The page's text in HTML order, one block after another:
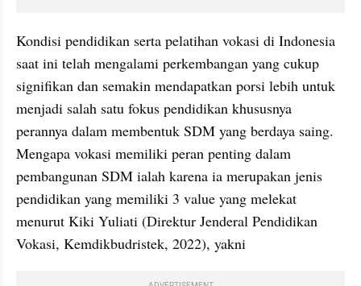
Kondisi pendidikan serta pelatihan vokasi di Indonesia
saat ini telah mengalami perkembangan yang cukup
signifikan dan semakin mendapatkan porsi lebih untuk
menjadi salah satu fokus pendidikan khususnya
perannya dalam membentuk SDM yang berdaya saing.
Mengapa vokasi memiliki peran penting dalam
pembangunan SDM ialah karena ia merupakan jenis
pendidikan yang memiliki 3 value yang melekat
menurut Kiki Yuliati (Direktur Jenderal Pendidikan
Vokasi, Kemdikbudristek, 2022), yakni